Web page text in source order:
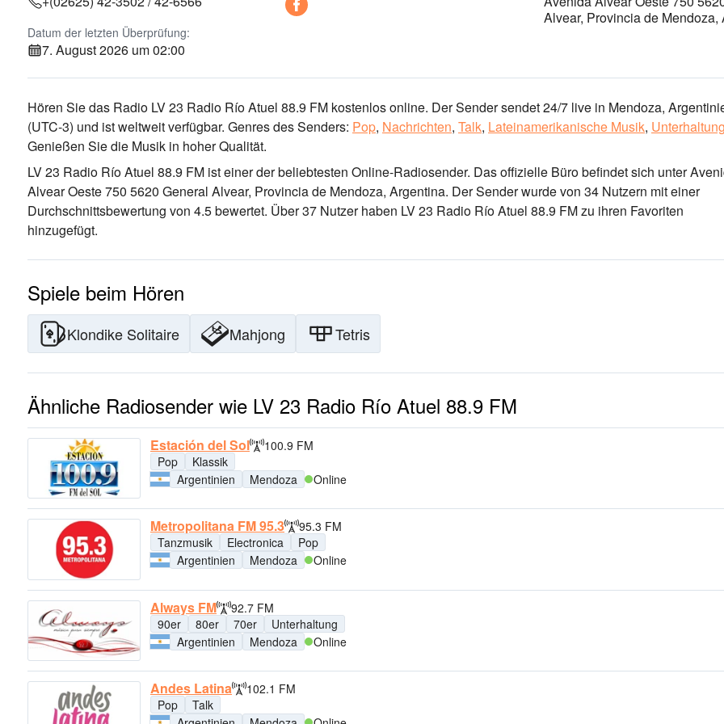
Alvear, Provincia de Mendoza,
Datum der letzten Überprüfung:
7. August 2026 um 02:00
Hören Sie das Radio LV 23 Radio Río Atuel 88.9 FM kostenlos online. Der Sender sendet 24/7 live in Mendoza,
(UTC-3) und ist weltweit verfügbar. Genres des Senders: Pop, Nachrichten, Talk, Lateinamerikanische Musik,
Genießen Sie die Musik in hoher Qualität.
LV 23 Radio Río Atuel 88.9 FM ist einer der beliebtesten Online-Radiosender. Das offizielle Büro befindet sich unter
Alvear Oeste 750 5620 General Alvear, Provincia de Mendoza, Argentina. Der Sender wurde von 34 Nutzern mit einer
Durchschnittsbewertung von 4.5 bewertet. Über 37 Nutzer haben LV 23 Radio Río Atuel 88.9 FM zu ihren Favoriten
hinzugefügt.
Spiele beim Hören
Klondike Solitaire Mahjong Tetris
Ähnliche Radiosender wie LV 23 Radio Río Atuel 88.9 FM
Estación del Sol
100.9 FM
Pop
Klassik
Argentinien
Mendoza Online
Metropolitana FM 95.3
95.3 FM
Tanzmusik
Electronica
Pop
Argentinien
Mendoza Online
Always FM
92.7 FM
90er
80er 70er
Unterhaltung
Argentinien
Mendoza Online
Andes Latina
102.1 FM
Pop
Talk